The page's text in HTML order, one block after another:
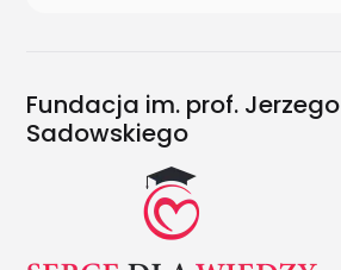
Fundacja im. prof. Jerzego
Sadowskiego